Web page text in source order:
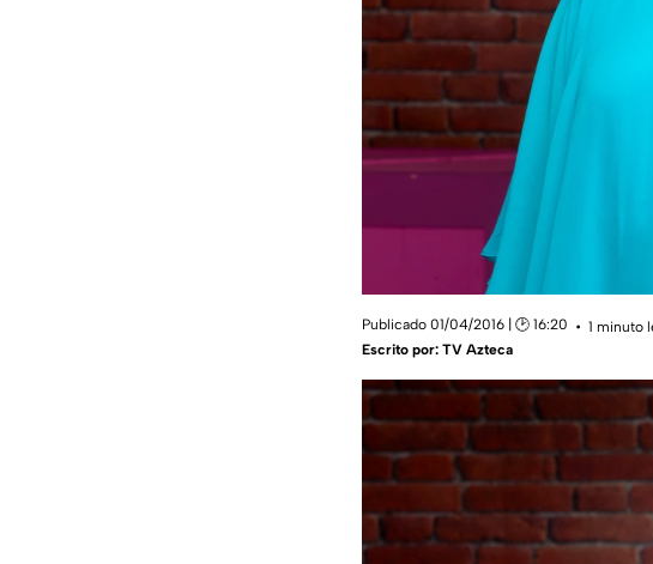
Publicado 01/04/2016 | 🕑 16:20
1 minuto
Escrito por: TV Azteca